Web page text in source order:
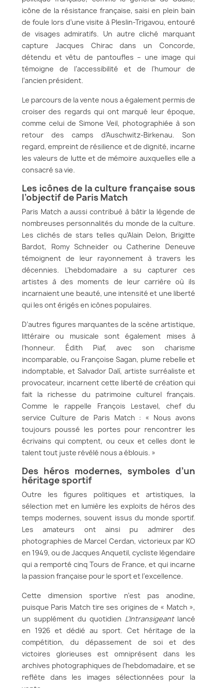
icône de la résistance française, saisi en plein bain
de foule lors d’une visite à Pleslin-Trigavou, entouré
de visages admiratifs. Un autre cliché marquant
capture Jacques Chirac dans un Concorde,
détendu et vêtu de pantoufles – une image qui
témoigne de l’accessibilité et de l’humour de
l’ancien président.
Le parcours de la vente nous a également permis de
croiser des regards qui ont marqué leur époque,
comme celui de Simone Veil, photographiée à son
retour des camps d’Auschwitz-Birkenau. Son
regard, empreint de résilience et de dignité, incarne
les valeurs de lutte et de mémoire auxquelles elle a
consacré sa vie.
Les icônes de la culture française sous
l’objectif de Paris Match
Paris Match a aussi contribué à bâtir la légende de
nombreuses personnalités du monde de la culture.
Les clichés de stars telles qu’Alain Delon, Brigitte
Bardot, Romy Schneider ou Catherine Deneuve
témoignent de leur rayonnement à travers les
décennies. L’hebdomadaire a su capturer ces
artistes à des moments de leur carrière où ils
incarnaient une beauté, une intensité et une liberté
qui les ont érigés en icônes populaires.
D’autres figures marquantes de la scène artistique,
littéraire ou musicale sont également mises à
l’honneur. Édith Piaf, avec son charisme
incomparable, ou Françoise Sagan, plume rebelle et
indomptable, et Salvador Dalí, artiste surréaliste et
provocateur, incarnent cette liberté de création qui
fait la richesse du patrimoine culturel français.
Comme le rappelle François Lestavel, chef du
service Culture de Paris Match : « Nous avons
toujours poussé les portes pour rencontrer les
écrivains qui comptent, ou ceux et celles dont le
talent tout juste révélé nous a éblouis. »
Des héros modernes, symboles d’un
héritage sportif
Outre les figures politiques et artistiques, la
sélection met en lumière les exploits de héros des
temps modernes, souvent issus du monde sportif.
Les amateurs ont ainsi pu admirer des
photographies de Marcel Cerdan, victorieux par KO
en 1949, ou de Jacques Anquetil, cycliste légendaire
qui a remporté cinq Tours de France, et qui incarne
la passion française pour le sport et l’excellence.
Cette dimension sportive n’est pas anodine,
puisque Paris Match tire ses origines de « Match »,
un supplément du quotidien L’Intransigeantlancé
en 1926 et dédié au sport. Cet héritage de la
compétition, du dépassement de soi et des
victoires glorieuses est omniprésent dans les
archives photographiques de l’hebdomadaire, et se
reflète dans les images sélectionnées pour la